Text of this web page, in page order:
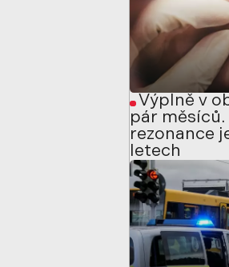
Výplně v
pár
rezonance
letech